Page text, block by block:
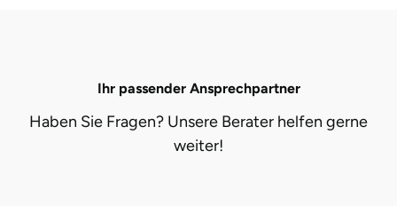
Ihr passender Ansprechpartner
Haben Sie Fragen? Unsere Berater helfen gerne
weiter!